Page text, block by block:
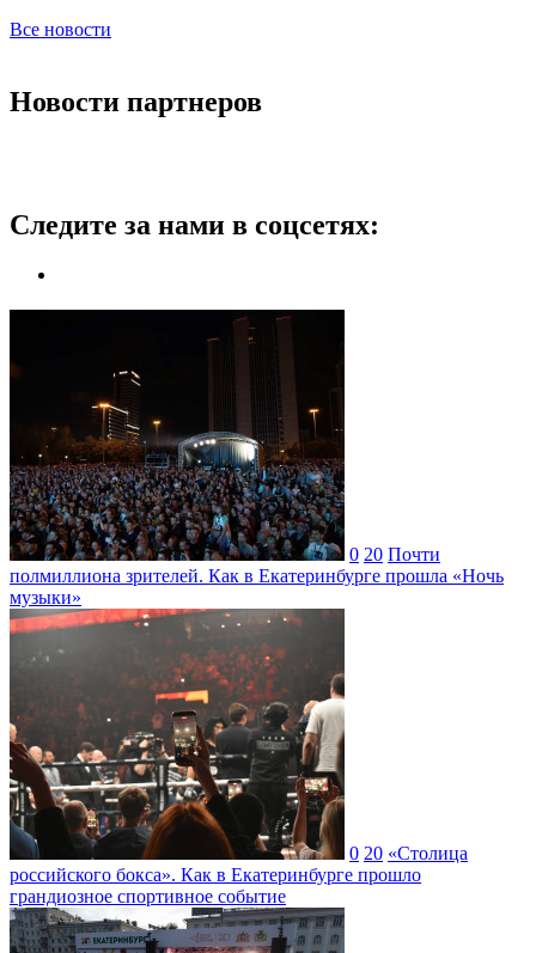
Все новости
Новости партнеров
Следите за нами в соцсетях:
0 20 Почти
полмиллиона зрителей. Как в Екатеринбурге прошла «Ночь
музыки»
0 20 «Столица
российского бокса». Как в Екатеринбурге прошло
грандиозное спортивное событие